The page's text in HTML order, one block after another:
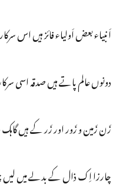
اَنبیاء بعض اَولیاء فائز ہیں اس
دونوں عالم پاتے ہیں صدقہ اسی
زَن زَمین و زَور اور زَر کے ہیں
چارزا اِک ذال کے بدلے میں لیں